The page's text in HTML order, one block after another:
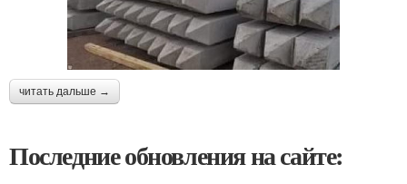
читать дальше →
Последние обновления на сайте: